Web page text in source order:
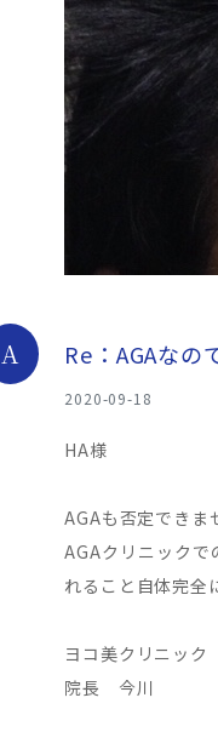
A Re：AGAなの
2020-09-18
HA様
AGAも否定できま
AGAクリニック
れること自体完全
ヨコ美クリニック
院長 今川